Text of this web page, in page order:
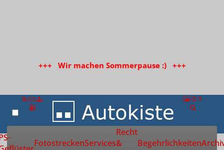
+++ Wir machen Sommerpause :) +++
Zur Startseite
FotostreckenServices
Recht
&
Begehrlichkeiten